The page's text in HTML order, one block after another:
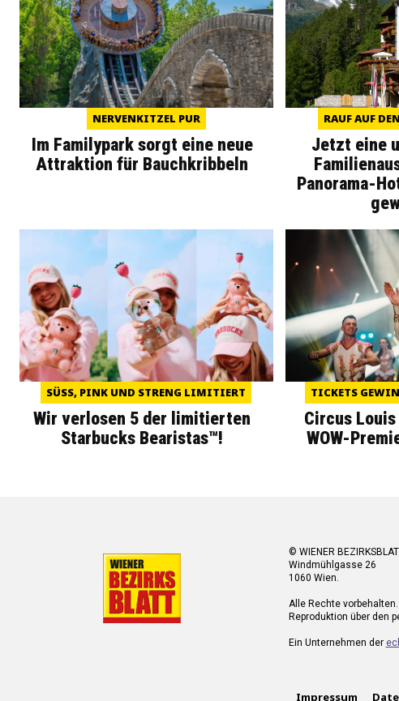
NERVENKITZEL PUR
Im Familypark sorgt eine neue
Attraktion für Bauchkribbeln
RAUF AUF
Jetzt eine
Panorama-
SÜSS, PINK UND STRENG LIMITIERT
Wir verlosen 5 der limitierten
Starbucks Bearistas™!
TICKETS
Circus
WOW-
© WIENER
Windmühlgasse 26
1060 Wien.
Alle Rechte
Reproduktion über den
Ein Unternehmen der
Impressum